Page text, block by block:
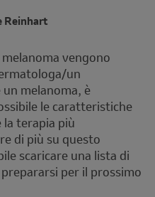
Reinhart
vengono
un
melanoma, è
le caratteristiche
terapia più
di più su questo
scaricare una lista di
per il prossimo